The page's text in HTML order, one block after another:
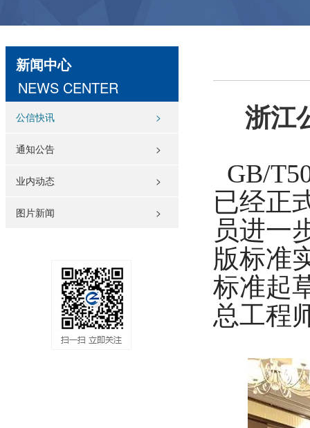
新闻中心
NEWS CENTER
公信快讯 >
通知公告 >
业内动态 >
图片新闻 >
浙江
GB/
已经正
员进一
版标准
标准起
总工程